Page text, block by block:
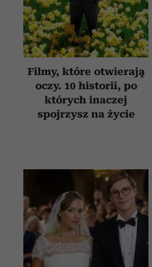
Filmy, które otwierają
oczy. 10 historii, po
których inaczej
spojrzysz na życie